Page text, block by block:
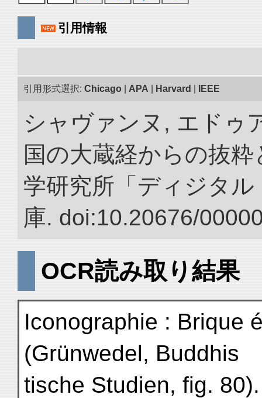
引用情報
引用形式選択: Chicago APA Harvard IEEE
シャヴァンヌ, エドゥ
国の大蔵経からの抜
学研究所「ディジタ
庫. doi:10.20676/
OCR読み取り結果
Iconographie : Brique
(Grünwedel, Buddhis
tische Studien, fig. 80).